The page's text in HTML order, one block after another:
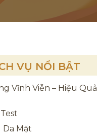
VỤ NỔI BẬT
Vĩnh Viễn – Hiệu Quả
Da Mặt